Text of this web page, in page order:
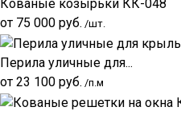
Кованые козырьки КК-048
от 75 000 руб. /шт.
Перила уличные для...
от 23 100 руб. /п.м